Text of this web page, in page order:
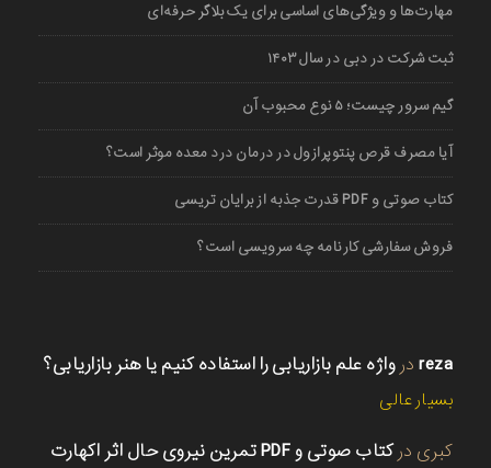
مهارت‌ها و ویژگی‌های اساسی برای یک بلاگر حرفه‌ای
ثبت شرکت در دبی در سال ۱۴۰۳
گیم سرور چیست؛ ۵ نوع محبوب آن
آیا مصرف قرص پنتوپرازول در درمان درد معده موثر است؟
کتاب صوتی و PDF قدرت جذبه از برایان تریسی
فروش سفارشی کارنامه چه سرویسی است؟
reza در واژه علم بازاریابی را استفاده کنیم یا هنر بازاریابی؟
بسیار عالی
کبری در
کتاب صوتی و PDF تمرین نیروی حال اثر اکهارت